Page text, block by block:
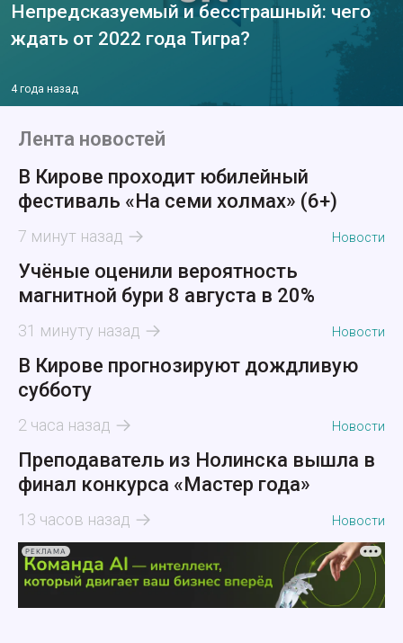
Непредсказуемый и бесстрашный: чего
ждать от 2022 года Тигра?
4 года назад
Лента новостей
В Кирове проходит юбилейный
фестиваль «На семи холмах» (6+)
7 минут назад Новости
Учёные оценили вероятность
магнитной бури 8 августа в 20%
31 минуту назад Новости
В Кирове прогнозируют дождливую
субботу
2 часа назад Новости
Преподаватель из Нолинска вышла в
финал конкурса «Мастер года»
13 часов назад Новости
РЕКЛАМА